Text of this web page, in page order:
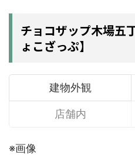
チョコザップ木場五
ょこざっぷ】
建物外観
店舗内
※画像